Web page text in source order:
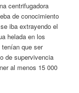
centrifugadora
de conocimiento
iba extrayendo el
helada en los
que ser
de supervivencia
al menos 15 000